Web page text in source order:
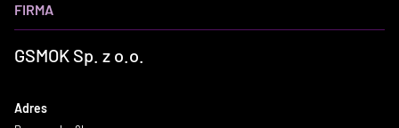
FIRMA
GSMOK Sp. z o.o.
Adres